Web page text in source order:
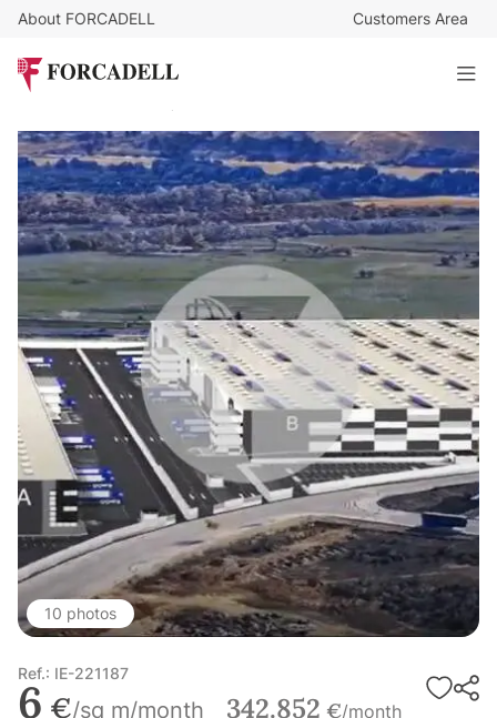
About FORCADELL Customers Area
Nave logística en alquiler de 57.142 m² - San Fernando de
Henares, Madrid.
10 photos
Ref.: IE-221187
6 €/sq m/month 342.852 €/month